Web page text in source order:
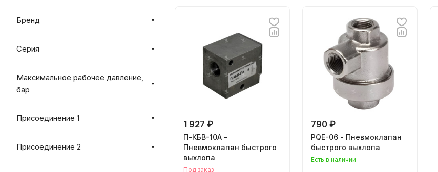
1 927 ₽
П-КБВ-10А -
Пневмоклапан быстрого
выхлопа
Под заказ
790 ₽
PQE-06 - Пневмоклапан
быстрого выхлопа
Есть в наличии
Бренд
Серия
Максимальное рабочее давление,
бар
Присоединение 1
Присоединение 2